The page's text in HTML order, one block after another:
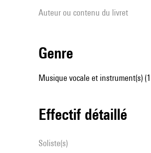
Auteur ou contenu du livret
genre
Musique vocale et instrument(s)
effectif détaillé
Soliste(s)